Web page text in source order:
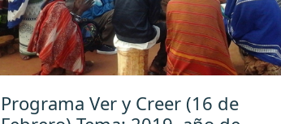
Programa Ver y Creer (16 de